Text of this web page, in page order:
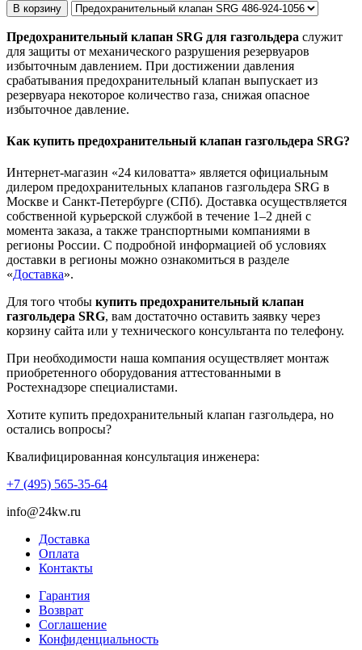
В корзину
Предохранительный клапан SRG для газгольдера служит
для защиты от механического разрушения резервуаров
избыточным давлением. При достижении давления
срабатывания предохранительный клапан выпускает из
резервуара некоторое количество газа, снижая опасное
избыточное давление.
Как купить предохранительный клапан газгольдера SRG?
Интернет-магазин «24 киловатта» является официальным
дилером предохранительных клапанов газгольдера SRG в
Москве и Санкт-Петербурге (СПб). Доставка осуществляется
собственной курьерской службой в течение 1–2 дней с
момента заказа, а также транспортными компаниями в
регионы России. С подробной информацией об условиях
доставки в регионы можно ознакомиться в разделе
«Доставка».
Для того чтобы купить предохранительный клапан
газгольдера SRG, вам достаточно оставить заявку через
корзину сайта или у технического консультанта по телефону.
При необходимости наша компания осуществляет монтаж
приобретенного оборудования аттестованными в
Ростехнадзоре специалистами.
Хотите купить предохранительный клапан газгольдера, но
остались вопросы?
Квалифицированная консультация инженера:
+7 (495) 565-35-64
info@24kw.ru
Доставка
Оплата
Контакты
Гарантия
Возврат
Cоглашение
Конфиденциальность